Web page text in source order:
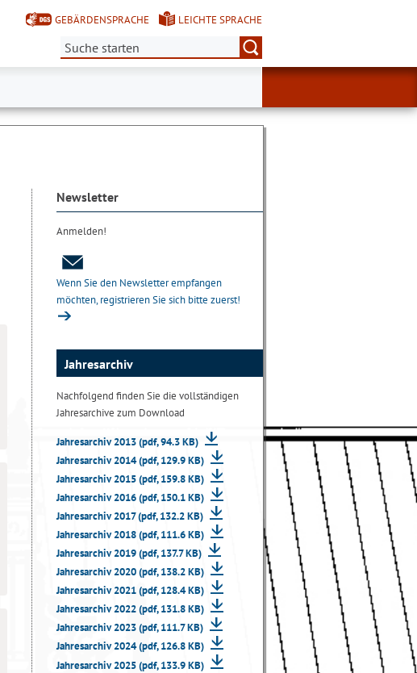
GEBÄRDENSPRACHE
LEICHTE SPRACHE
Suche:
Newsletter
Anmelden!
Wenn Sie den Newsletter empfangen
möchten, registrieren Sie sich bitte zuerst!
Jahresarchiv
Nachfolgend finden Sie die vollständigen
Jahresarchive zum Download
Jahresarchiv 2013 (pdf, 94.3 KB)
Jahresarchiv 2014 (pdf, 129.9 KB)
Jahresarchiv 2015 (pdf, 159.8 KB)
Jahresarchiv 2016 (pdf, 150.1 KB)
Jahresarchiv 2017 (pdf, 132.2 KB)
Jahresarchiv 2018 (pdf, 111.6 KB)
Jahresarchiv 2019 (pdf, 137.7 KB)
Jahresarchiv 2020 (pdf, 138.2 KB)
Jahresarchiv 2021 (pdf, 128.4 KB)
Jahresarchiv 2022 (pdf, 131.8 KB)
Jahresarchiv 2023 (pdf, 111.7 KB)
Jahresarchiv 2024 (pdf, 126.8 KB)
Jahresarchiv 2025 (pdf, 133.9 KB)